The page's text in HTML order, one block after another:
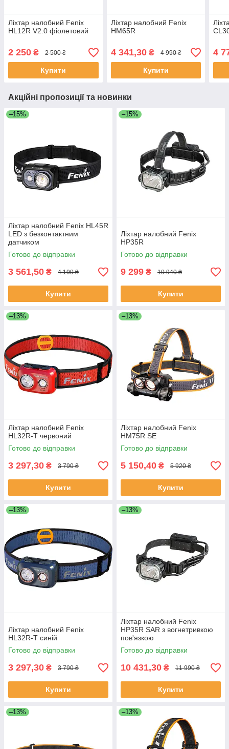
Ліхтар налобний Fenix
HL12R V2.0 фіолетовий
2 250 ₴ 2 500 ₴
Купити
Ліхтар налобний Fenix
HM65R
4 341,30₴ 4 990 ₴
Купити
4
Акційні пропозиції та новинки
–15%
Ліхтар налобний Fenix HL45R
LED з безконтактним
датчиком
Готово до відправки
3 561,50 ₴ 4 190 ₴
Купити
–15%
Ліхтар налобний Fenix
HP35R
Готово до відправки
9 299 ₴ 10 940 ₴
Купити
–13%
Ліхтар налобний Fenix
HL32R-T червоний
Готово до відправки
3 297,30 ₴ 3 790 ₴
Купити
–13%
Ліхтар налобний Fenix
HM75R SE
Готово до відправки
5 150,40 ₴ 5 920 ₴
Купити
–13%
Ліхтар налобний Fenix
HL32R-T синій
Готово до відправки
3 297,30 ₴ 3 790 ₴
Купити
–13%
Ліхтар налобний Fenix
HP35R SAR з вогнетривкою
пов'язкою
Готово до відправки
10 431,30 ₴ 11 990 ₴
Купити
–13% –13%